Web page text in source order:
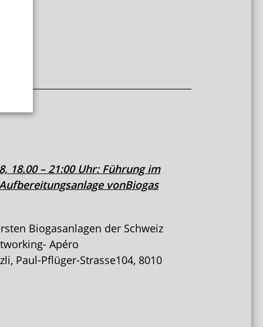
18.00 – 21:00 Uhr: Führung im
vonBiogas
Biogasanlagen der Schweiz
Apéro
Paul-Pflüger-Strasse104, 8010